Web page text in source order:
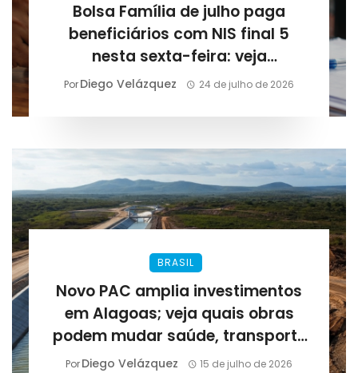
Bolsa Família de julho paga
beneficiários com NIS final 5
nesta sexta-feira: veja
calendário e impactos em
PorDiego Velázquez 24 de julho de 2026
BRASIL
Novo PAC amplia investimentos
em Alagoas; veja quais obras
podem mudar saúde, transporte
e abastecimento
PorDiego Velázquez 15 de julho de 2026